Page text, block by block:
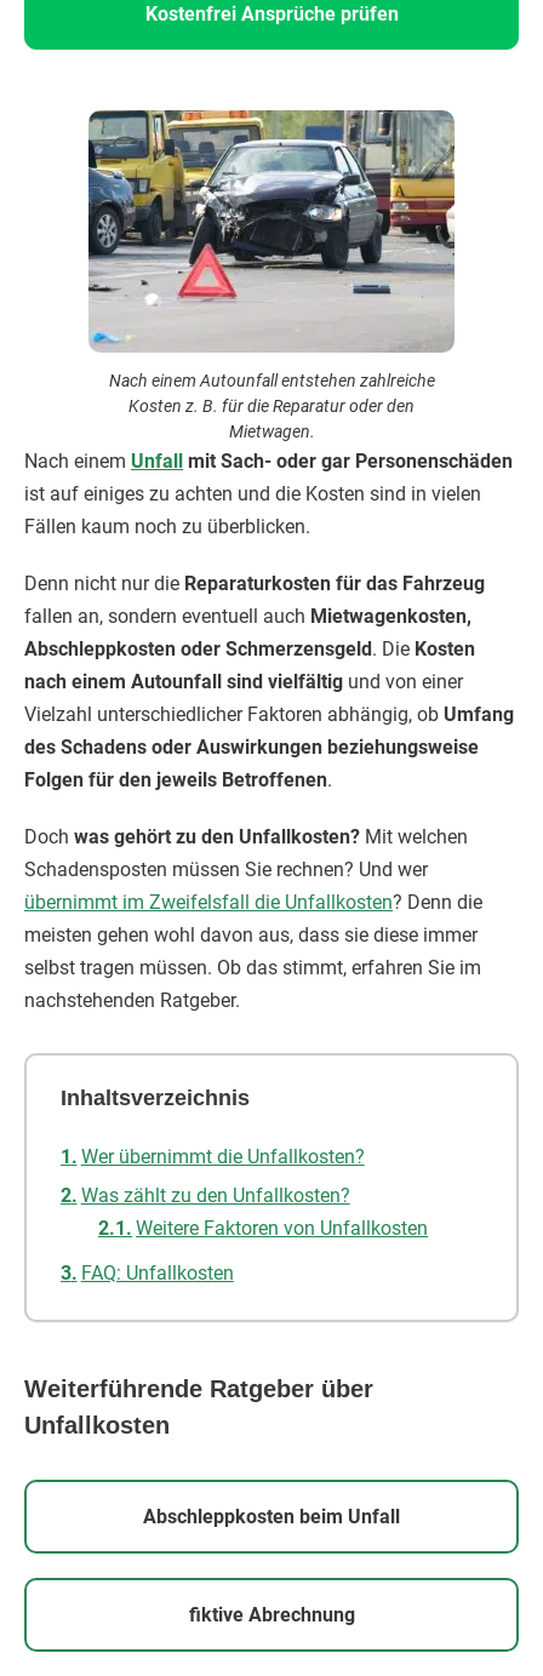
Kostenfrei Ansprüche prüfen
Nach einem Autounfall entstehen zahlreiche
Kosten z. B. für die Reparatur oder den
Mietwagen.
Nach einem Unfall mit Sach- oder gar Personenschäden
ist auf einiges zu achten und die Kosten sind in vielen
Fällen kaum noch zu überblicken.
Denn nicht nur die Reparaturkosten für das Fahrzeug
fallen an, sondern eventuell auch Mietwagenkosten,
Abschleppkosten oder Schmerzensgeld. Die Kosten
nach einem Autounfall sind vielfältig und von einer
Vielzahl unterschiedlicher Faktoren abhängig, ob Umfang
des Schadens oder Auswirkungen beziehungsweise
Folgen für den jeweils Betroffenen.
Doch was gehört zu den Unfallkosten? Mit welchen
Schadensposten müssen Sie rechnen? Und wer
übernimmt im Zweifelsfall die Unfallkosten? Denn die
meisten gehen wohl davon aus, dass sie diese immer
selbst tragen müssen. Ob das stimmt, erfahren Sie im
nachstehenden Ratgeber.
Inhaltsverzeichnis
Wer übernimmt die Unfallkosten?
Was zählt zu den Unfallkosten?
Weitere Faktoren von Unfallkosten
FAQ: Unfallkosten
Weiterführende Ratgeber über
Unfallkosten
Abschleppkosten beim Unfall
fiktive Abrechnung